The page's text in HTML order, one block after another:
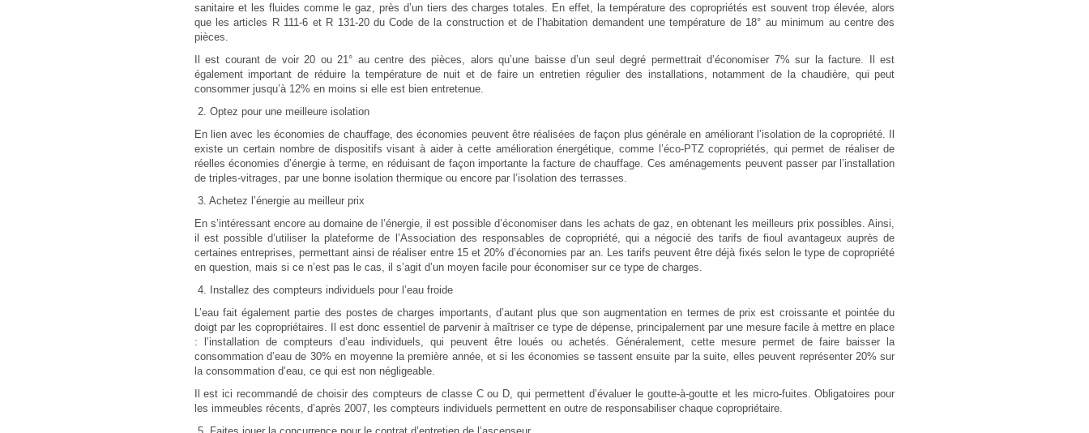
sanitaire et les fluides comme le gaz, près d’un tiers des charges totales. En effet, la température des copropriétés est souvent trop élevée, alors
que les articles R 111-6 et R 131-20 du Code de la construction et de l’habitation demandent une température de 18° au minimum au centre des
pièces.
Il est courant de voir 20 ou 21° au centre des pièces, alors qu’une baisse d’un seul degré permettrait d’économiser 7% sur la facture. Il est
également important de réduire la température de nuit et de faire un entretien régulier des installations, notamment de la chaudière, qui peut
consommer jusqu’à 12% en moins si elle est bien entretenue.
2. Optez pour une meilleure isolation
En lien avec les économies de chauffage, des économies peuvent être réalisées de façon plus générale en améliorant l’isolation de la copropriété. Il
existe un certain nombre de dispositifs visant à aider à cette amélioration énergétique, comme l’éco-PTZ copropriétés, qui permet de réaliser de
réelles économies d’énergie à terme, en réduisant de façon importante la facture de chauffage. Ces aménagements peuvent passer par l’installation
de triples-vitrages, par une bonne isolation thermique ou encore par l’isolation des terrasses.
3. Achetez l’énergie au meilleur prix
En s’intéressant encore au domaine de l’énergie, il est possible d’économiser dans les achats de gaz, en obtenant les meilleurs prix possibles. Ainsi,
il est possible d’utiliser la plateforme de l’Association des responsables de copropriété, qui a négocié des tarifs de fioul avantageux auprès de
certaines entreprises, permettant ainsi de réaliser entre 15 et 20% d’économies par an. Les tarifs peuvent être déjà fixés selon le type de copropriété
en question, mais si ce n’est pas le cas, il s’agit d’un moyen facile pour économiser sur ce type de charges.
4. Installez des compteurs individuels pour l’eau froide
L’eau fait également partie des postes de charges importants, d’autant plus que son augmentation en termes de prix est croissante et pointée du
doigt par les copropriétaires. Il est donc essentiel de parvenir à maîtriser ce type de dépense, principalement par une mesure facile à mettre en place
: l’installation de compteurs d’eau individuels, qui peuvent être loués ou achetés. Généralement, cette mesure permet de faire baisser la
consommation d’eau de 30% en moyenne la première année, et si les économies se tassent ensuite par la suite, elles peuvent représenter 20% sur
la consommation d’eau, ce qui est non négligeable.
Il est ici recommandé de choisir des compteurs de classe C ou D, qui permettent d’évaluer le goutte-à-goutte et les micro-fuites. Obligatoires pour
les immeubles récents, d’après 2007, les compteurs individuels permettent en outre de responsabiliser chaque copropriétaire.
5. Faites jouer la concurrence pour le contrat d’entretien de l’ascenseur